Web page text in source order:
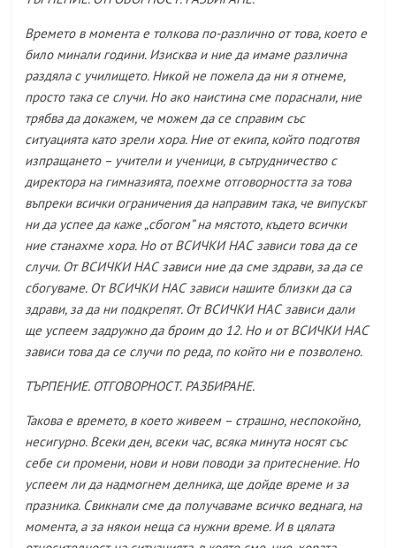
Времето в момента е толкова по-различно от това, което е
било минали години. Изисква и ние да имаме различна
раздяла с училището. Никой не пожела да ни я отнеме,
просто така се случи. Но ако наистина сме пораснали, ние
трябва да докажем, че можем да се справим със
ситуацията като зрели хора. Ние от екипа, който подготвя
изпращането – учители и ученици, в сътрудничество с
директора на гимназията, поехме отговорността за това
въпреки всички ограничения да направим така, че випускът
ни да успее да каже „сбогом” на мястото, където всички
ние станахме хора. Но от ВСИЧКИ НАС зависи това да се
случи. От ВСИЧКИ НАС зависи ние да сме здрави, за да се
сбогуваме. От ВСИЧКИ НАС зависи нашите близки да са
здрави, за да ни подкрепят. От ВСИЧКИ НАС зависи дали
ще успеем задружно да броим до 12. Но и от ВСИЧКИ НАС
зависи това да се случи по реда, по който ни е позволено.
ТЪРПЕНИЕ. ОТГОВОРНОСТ. РАЗБИРАНЕ.
Такова е времето, в което живеем – страшно, неспокойно,
несигурно. Всеки ден, всеки час, всяка минута носят със
себе си промени, нови и нови поводи за притеснение. Но
успеем ли да надмогнем делника, ще дойде време и за
празника. Свикнали сме да получаваме всичко веднага, на
момента, а за някои неща са нужни време. И в цялата